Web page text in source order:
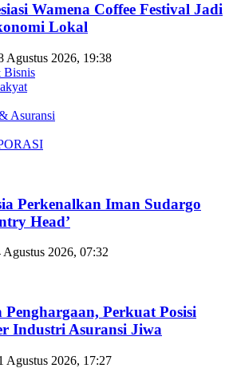
Wamena Coffee Festival Jadi
Lokal
Agustus 2026, 19:38
Bisnis
Asuransi
Perkenalkan Iman Sudargo
Head’
Agustus 2026, 07:32
Perkuat Posisi
Industri Asuransi Jiwa
Agustus 2026, 17:27